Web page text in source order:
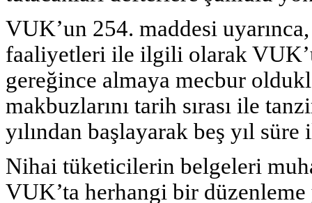
VUK’un 254. maddesi
faaliyetleri ile ilgili olarak
gereğince almaya mecbur
makbuzlarını tarih sırası ile
yılından başlayarak beş yıl
Nihai tüketicilerin belgeleri
VUK’ta herhangi bir